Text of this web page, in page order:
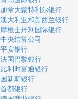
加拿大蒙特利尔银行
澳大利亚和新西兰银行
摩根士丹利国际银行
中央结算公司
平安银行
法国巴黎银行
比利时富通银行
国新韩银行
首都银行